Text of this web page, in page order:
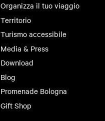
Organizza il tuo viaggio
Territorio
Turismo accessibile
Media & Press
Download
Blog
Promenade Bologna
Gift Shop